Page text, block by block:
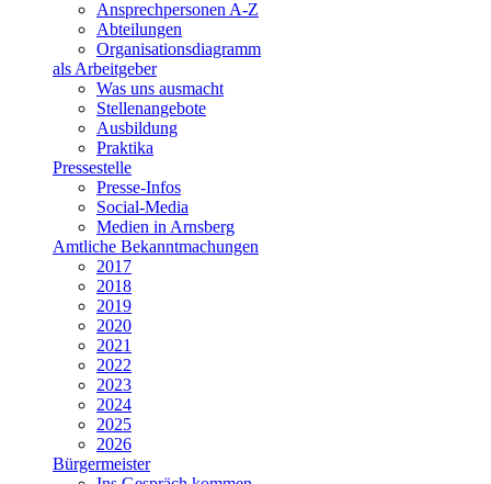
Ansprechpersonen A-Z
Abteilungen
Organisationsdiagramm
als Arbeitgeber
Was uns ausmacht
Stellenangebote
Ausbildung
Praktika
Pressestelle
Presse-Infos
Social-Media
Medien in Arnsberg
Amtliche Bekanntmachungen
2017
2018
2019
2020
2021
2022
2023
2024
2025
2026
Bürgermeister